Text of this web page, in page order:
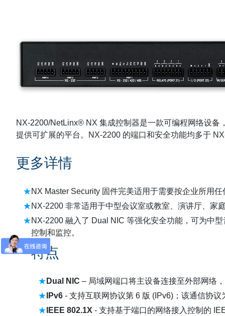
NX-2200/NetLinx® NX 集成控制器是一款可编程网络设
提供可扩展的平台。NX-2200 的端口和安全功能均多于
更多详情
NX Master Security 固件完美适用于需要按企业所用
NX-2200 非常适用于中型会议室或教室、演讲厅、家
NX-2200 融入了 Dual NIC 等强化安全功能，可为中
控制和监控。
特点
Dual NIC – 局域网端口将主设备连接至外部网络
IPv6 - 支持互联网协议第 6 版 (IPv6)；该通信协
IEEE 802.1X - 支持基于端口的网络接入控制的